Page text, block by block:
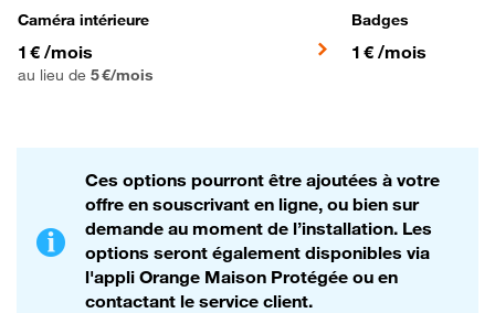
Caméra intérieure
1 € /mois
au lieu de 5 €/mois
Badges
1 € /mois
Ces options pourront être ajoutées à votre
offre en souscrivant en ligne, ou bien sur
demande au moment de l’installation. Les
options seront également disponibles via
l'appli Orange Maison Protégée ou en
contactant le service client.